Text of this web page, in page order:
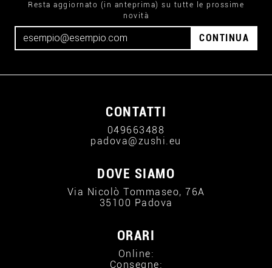
Resta aggiornato (in anteprima) su tutte le prossime
novità
CONTINUA
CONTATTI
049663488
padova@zushi.eu
DOVE SIAMO
Via Nicolò Tommaseo, 76A
35100 Padova
ORARI
Online:
Consegne: